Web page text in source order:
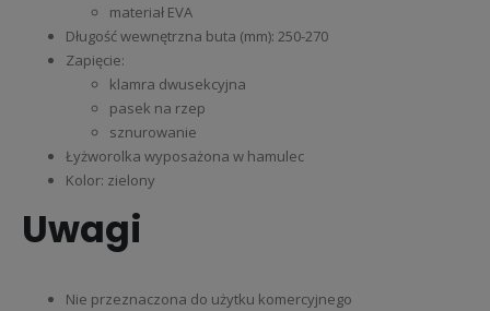
materiał EVA
Długość wewnętrzna buta (mm): 250-270
Zapięcie:
klamra dwusekcyjna
pasek na rzep
sznurowanie
Łyżworolka wyposażona w hamulec
Kolor: zielony
Uwagi
Nie przeznaczona do użytku komercyjnego